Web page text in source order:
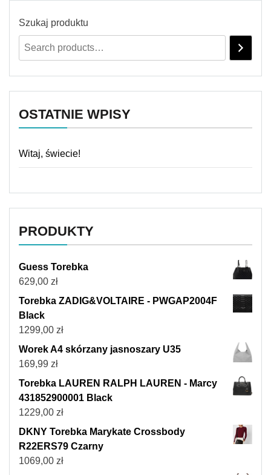
Szukaj produktu
OSTATNIE WPISY
Witaj, świecie!
PRODUKTY
Guess Torebka
629,00 zł
Torebka ZADIG&VOLTAIRE - PWGAP2004F
Black
1299,00 zł
Worek A4 skórzany jasnoszary U35
169,99 zł
Torebka LAUREN RALPH LAUREN - Marcy
431852900001 Black
1229,00 zł
DKNY Torebka Marykate Crossbody
R22ERS79 Czarny
1069,00 zł